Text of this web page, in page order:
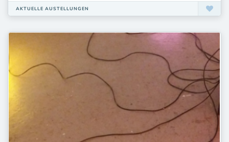
AKTUELLE AUSTELLUNGEN